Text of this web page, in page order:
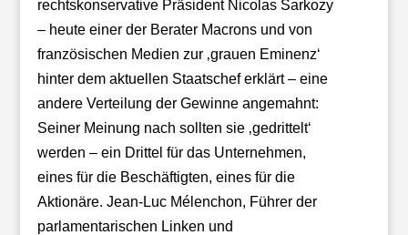
rechtskonservative Präsident Nicolas Sarkozy
– heute einer der Berater Macrons und von
französischen Medien zur ‚grauen Eminenz‘
hinter dem aktuellen Staatschef erklärt – eine
andere Verteilung der Gewinne angemahnt:
Seiner Meinung nach sollten sie ‚gedrittelt‘
werden – ein Drittel für das Unternehmen,
eines für die Beschäftigten, eines für die
Aktionäre. Jean-Luc Mélenchon, Führer der
parlamentarischen Linken und